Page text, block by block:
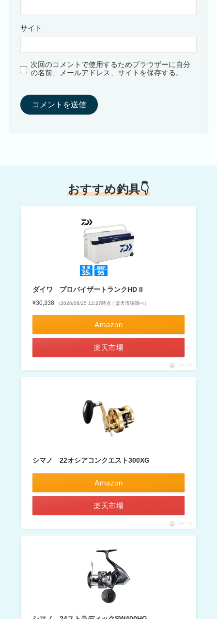
サイト
次回のコメントで使用するためブラウザーに自分
の名前、メールアドレス、サイトを保存する。
おすすめ釣具👇
ダイワ プロバイザートランクHD II
¥30,338 （2026/06/25 12:27時点 | 楽天市場調べ）
Amazon
楽天市場
ポチップ
シマノ 22オシアコンクエスト300XG
Amazon
楽天市場
ポチップ